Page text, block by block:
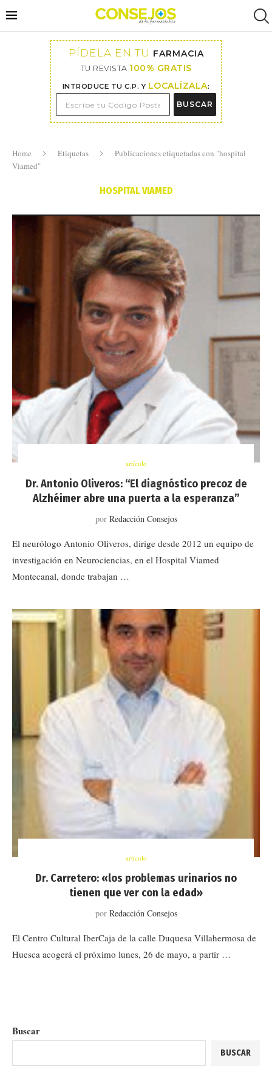
PÍDELA EN TU FARMACIA
TU REVISTA 100% GRATIS
INTRODUCE TU C.P. Y LOCALÍZALA:
BUSCAR
Home Etiquetas
Publicaciones etiquetadas con "hospital
Viamed"
HOSPITAL VIAMED
artículo
Dr. Antonio Oliveros: “El diagnóstico precoz de
Alzhéimer abre una puerta a la esperanza”
por Redacción Consejos
El neurólogo Antonio Oliveros, dirige desde 2012 un equipo de
investigación en Neurociencias, en el Hospital Viamed
Montecanal, donde trabajan …
artículo
Dr. Carretero: «los problemas urinarios no
tienen que ver con la edad»
por Redacción Consejos
El Centro Cultural IberCaja de la calle Duquesa Villahermosa de
Huesca acogerá el próximo lunes, 26 de mayo, a partir …
Buscar
BUSCAR